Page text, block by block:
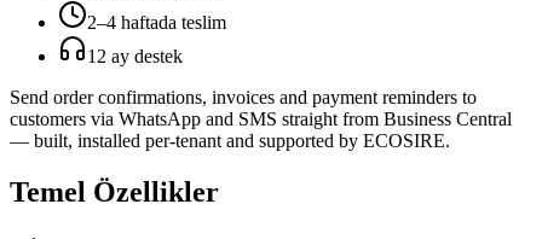
2–4 haftada teslim
12 ay destek
Send order confirmations, invoices and payment reminders to
customers via WhatsApp and SMS straight from Business Central
— built, installed per-tenant and supported by ECOSIRE.
Temel Özellikler